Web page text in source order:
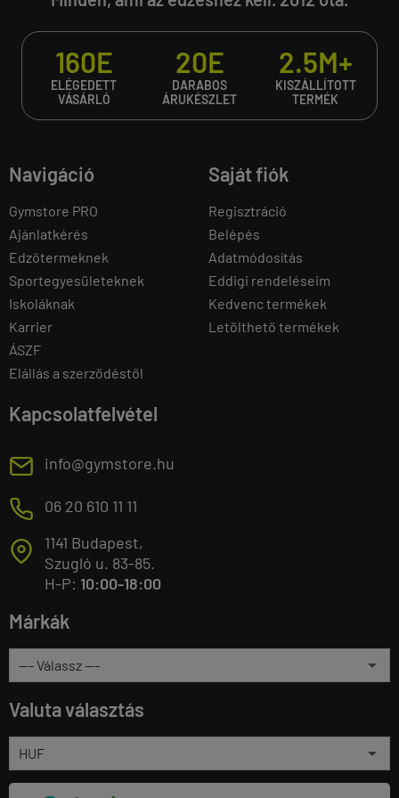
160E
ELÉGEDETT
VÁSÁRLÓ
20E
DARABOS
ÁRUKÉSZLET
2.5M+
KISZÁLLÍTOTT
TERMÉK
Navigáció
Gymstore PRO
Ajánlatkérés
Edzőtermeknek
Sportegyesületeknek
Iskoláknak
Karrier
ÁSZF
Elállás a szerződéstől
Saját fiók
Regisztráció
Belépés
Adatmódosítás
Eddigi rendeléseim
Kedvenc termékek
Letölthető termékek
Kapcsolatfelvétel
E info@gymstore.hu
M 06 20 610 11 11
T
1141 Budapest,
Szugló u. 83-85.
H-P: 10:00-18:00
Márkák
Valuta választás